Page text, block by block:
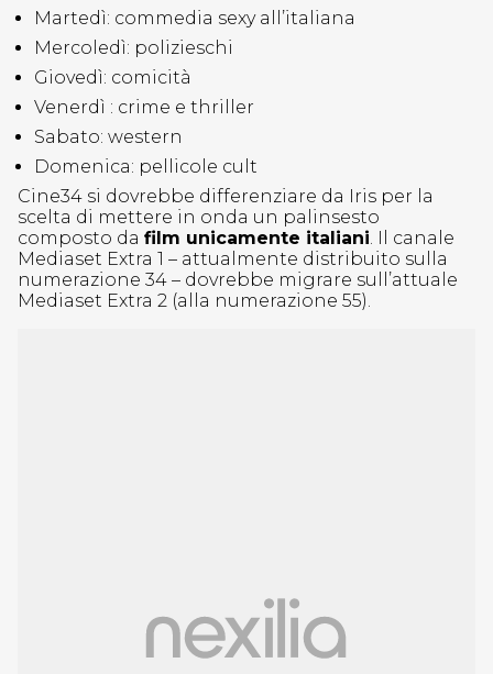
Martedì: commedia sexy all’italiana
Mercoledì: polizieschi
Giovedì: comicità
Venerdì : crime e thriller
Sabato: western
Domenica: pellicole cult
Cine34 si dovrebbe differenziare da Iris per la
scelta di mettere in onda un palinsesto
composto da film unicamente italiani. Il canale
Mediaset Extra 1 – attualmente distribuito sulla
numerazione 34 – dovrebbe migrare sull’attuale
Mediaset Extra 2 (alla numerazione 55).